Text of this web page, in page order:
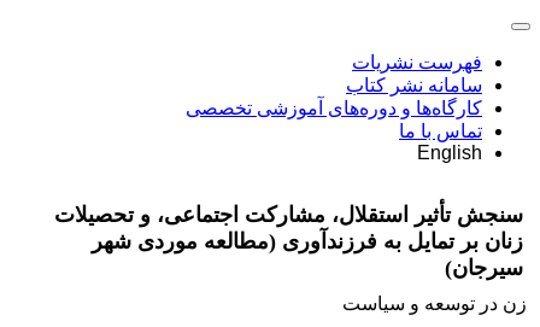
فهرست نشریات
سامانه نشر کتاب
کارگاه‌ها و دوره‌های آموزشی تخصصی
تماس با ما
English
سنجش تأثیر استقلال، مشارکت اجتماعی، و تحصیلات
زنان بر تمایل به فرزندآوری (مطالعه موردی شهر
سیرجان)
زن در توسعه و سیاست